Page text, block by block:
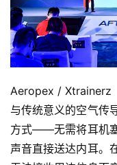
Aeropex / Xtrainerz
与传统意义的空气传
方式——无需将耳机
声音直接送达内耳。